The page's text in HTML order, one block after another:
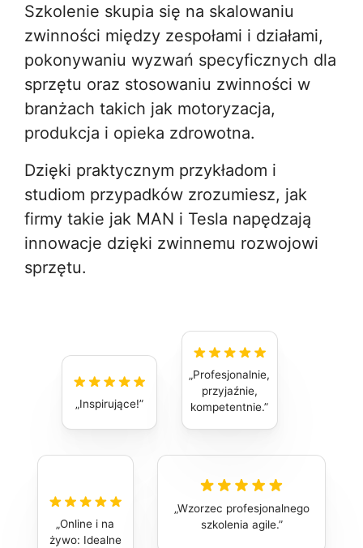
Szkolenie skupia się na skalowaniu
zwinności między zespołami i działami,
pokonywaniu wyzwań specyficznych dla
sprzętu oraz stosowaniu zwinności w
branżach takich jak motoryzacja,
produkcja i opieka zdrowotna.
Dzięki praktycznym przykładom i
studiom przypadków zrozumiesz, jak
firmy takie jak MAN i Tesla napędzają
innowacje dzięki zwinnemu rozwojowi
sprzętu.
Inspirujące!
Online i na
żywo: Idealne
Wzorzec profesjonalnego
szkolenia agile.
Profesjonalnie,
przyjaźnie,
kompetentnie.